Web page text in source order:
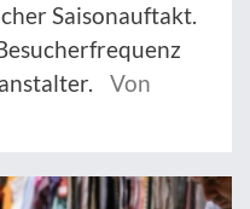
Saisonauftakt.
Von